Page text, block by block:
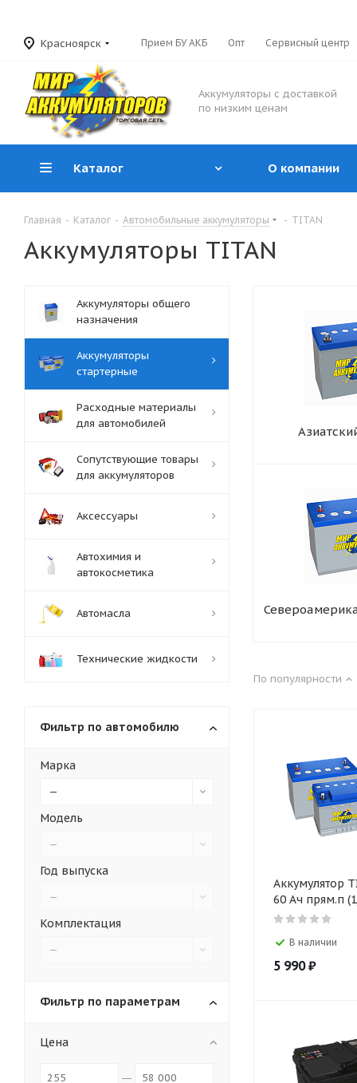
Красноярск Прием БУ АКБ Опт Сервисный центр
Аккумуляторы с доставкой
по низким ценам
Каталог О компании
Главная - Каталог - Автомобильные аккумуляторы - TITAN
Аккумуляторы TITAN
По популярности
Аккумулятор
60 Ач прям.п
В наличии
5 990₽
Аккумуляторы общего
назначения
Аккумуляторы
стартерные
Расходные материалы
для автомобилей
Сопутствующие товары
для аккумуляторов
Аксессуары
Автохимия и
автокосметика
Автомасла
Технические жидкости
Фильтр по автомобилю
Марка
—
Модель
—
Год выпуска
—
Комплектация
—
Фильтр по параметрам
Цена